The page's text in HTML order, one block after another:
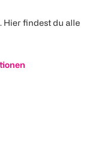
Hier findest du alle